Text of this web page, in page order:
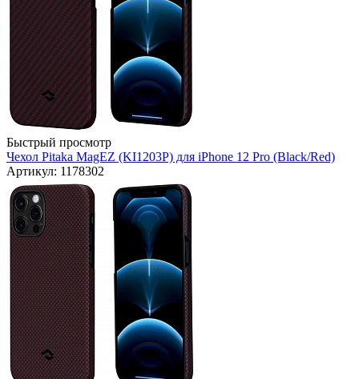
Быстрый просмотр
Чехол Pitaka MagEZ (KI1203P) для iPhone 12 Pro (Black/Red)
Артикул: 1178302